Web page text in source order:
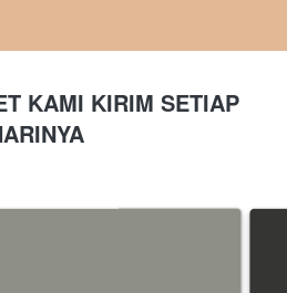
KAMI KIRIM SETIAP